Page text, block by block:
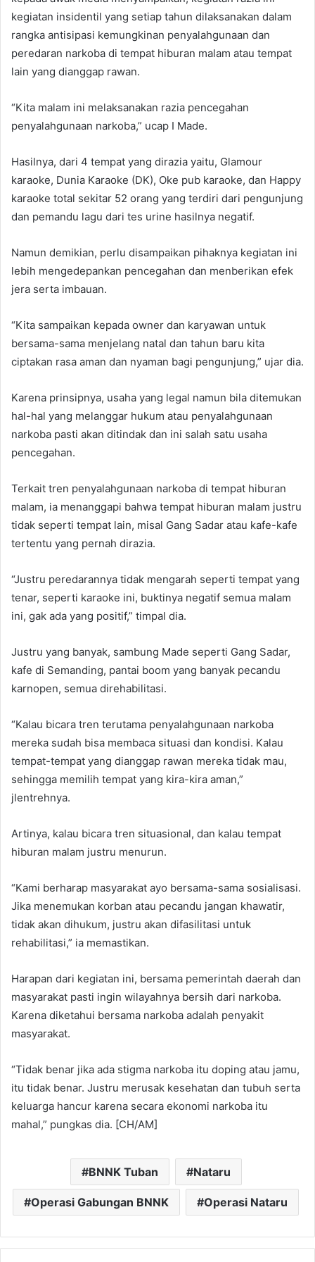
kegiatan insidentil yang setiap tahun dilaksanakan dalam
rangka antisipasi kemungkinan penyalahgunaan dan
peredaran narkoba di tempat hiburan malam atau tempat
lain yang dianggap rawan.
“Kita malam ini melaksanakan razia pencegahan
penyalahgunaan narkoba,” ucap I Made.
Hasilnya, dari 4 tempat yang dirazia yaitu, Glamour
karaoke, Dunia Karaoke (DK), Oke pub karaoke, dan Happy
karaoke total sekitar 52 orang yang terdiri dari pengunjung
dan pemandu lagu dari tes urine hasilnya negatif.
Namun demikian, perlu disampaikan pihaknya kegiatan ini
lebih mengedepankan pencegahan dan menberikan efek
jera serta imbauan.
“Kita sampaikan kepada owner dan karyawan untuk
bersama-sama menjelang natal dan tahun baru kita
ciptakan rasa aman dan nyaman bagi pengunjung,” ujar dia.
Karena prinsipnya, usaha yang legal namun bila ditemukan
hal-hal yang melanggar hukum atau penyalahgunaan
narkoba pasti akan ditindak dan ini salah satu usaha
pencegahan.
Terkait tren penyalahgunaan narkoba di tempat hiburan
malam, ia menanggapi bahwa tempat hiburan malam justru
tidak seperti tempat lain, misal Gang Sadar atau kafe-kafe
tertentu yang pernah dirazia.
“Justru peredarannya tidak mengarah seperti tempat yang
tenar, seperti karaoke ini, buktinya negatif semua malam
ini, gak ada yang positif,” timpal dia.
Justru yang banyak, sambung Made seperti Gang Sadar,
kafe di Semanding, pantai boom yang banyak pecandu
karnopen, semua direhabilitasi.
“Kalau bicara tren terutama penyalahgunaan narkoba
mereka sudah bisa membaca situasi dan kondisi. Kalau
tempat-tempat yang dianggap rawan mereka tidak mau,
sehingga memilih tempat yang kira-kira aman,”
jlentrehnya.
Artinya, kalau bicara tren situasional, dan kalau tempat
hiburan malam justru menurun.
“Kami berharap masyarakat ayo bersama-sama sosialisasi.
Jika menemukan korban atau pecandu jangan khawatir,
tidak akan dihukum, justru akan difasilitasi untuk
rehabilitasi,” ia memastikan.
Harapan dari kegiatan ini, bersama pemerintah daerah dan
masyarakat pasti ingin wilayahnya bersih dari narkoba.
Karena diketahui bersama narkoba adalah penyakit
masyarakat.
“Tidak benar jika ada stigma narkoba itu doping atau jamu,
itu tidak benar. Justru merusak kesehatan dan tubuh serta
keluarga hancur karena secara ekonomi narkoba itu
mahal,” pungkas dia. [CH/AM]
BNNK Tuban Nataru
Operasi Gabungan BNNK Operasi Nataru